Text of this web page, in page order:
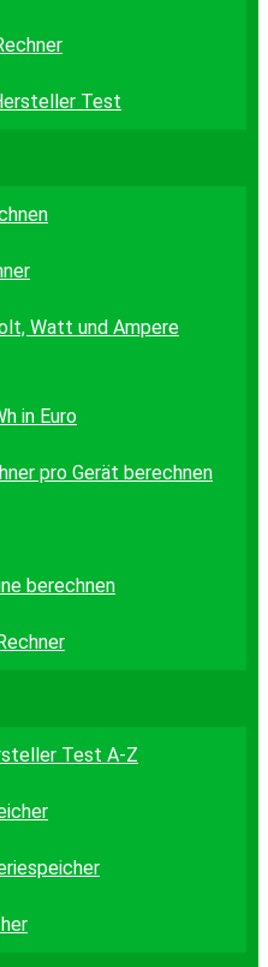
Test
Watt und Ampere
in Euro
pro Gerät berechnen
berechnen
Test A-Z